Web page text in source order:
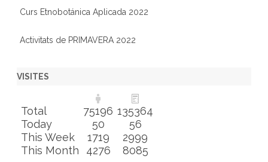
Curs Etnobotánica Aplicada 2022
Activitats de PRIMAVERA 2022
VISITES
Total 75196 135364
Today
50
56
This Week
1719
2999
This Month
4276 8085